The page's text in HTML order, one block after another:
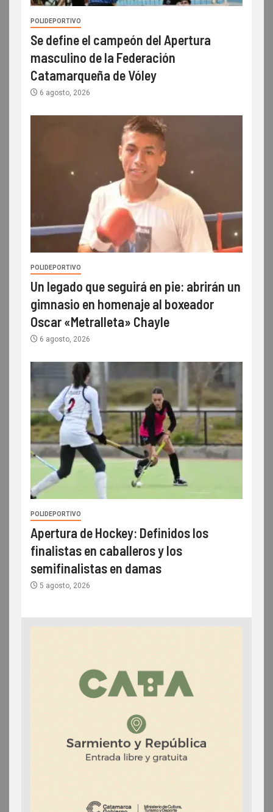
POLIDEPORTIVO
Se define el campeón del Apertura
masculino de la Federación
Catamarqueña de Vóley
6 agosto, 2026
POLIDEPORTIVO
Un legado que seguirá en pie: abrirán un
gimnasio en homenaje al boxeador
Oscar «Metralleta» Chayle
6 agosto, 2026
POLIDEPORTIVO
Apertura de Hockey: Definidos los
finalistas en caballeros y los
semifinalistas en damas
5 agosto, 2026